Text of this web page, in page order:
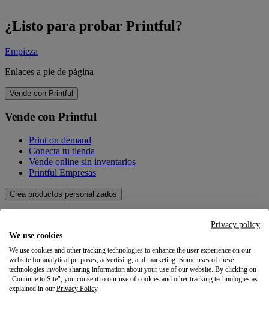
¿Listo para probar Printful?
Empieza
Enlaces a pie de página
Vende con Printful
Vende con Printful
Print on demand
Conecta tu tienda
Vende online sin inventarios
Printful Empresas
Crea productos personalizados
Catálogo de productos
Crea tus propios productos
Calidad
Creador de diseños
Explora
Privacy policy
We use cookies
We use cookies and other tracking technologies to enhance the user experience on our
website for analytical purposes, advertising, and marketing. Some uses of these
technologies involve sharing information about your use of our website. By clicking on
"Continue to Site", you consent to our use of cookies and other tracking technologies as
explained in our Privacy Policy.